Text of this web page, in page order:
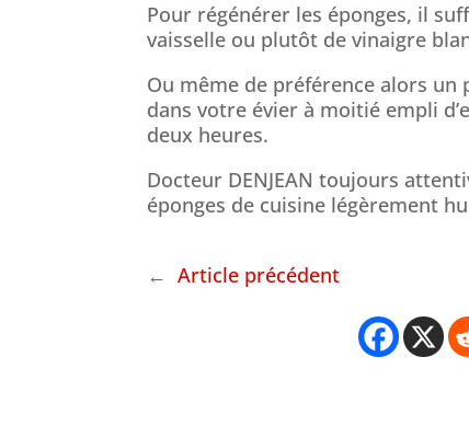
Pour régénérer les éponges, il
vaisselle ou plutôt de vinaigre
Ou même de préférence alors
dans votre évier à moitié empli
deux heures.
Docteur DENJEAN toujours
éponges de cuisine légèrement
← Article précédent